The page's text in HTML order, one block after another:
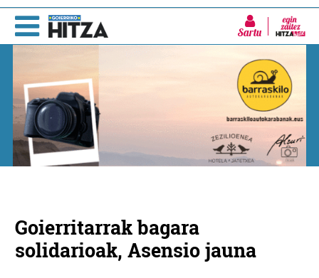
Sartu
Goierritarrak bagara
solidarioak, Asensio jauna